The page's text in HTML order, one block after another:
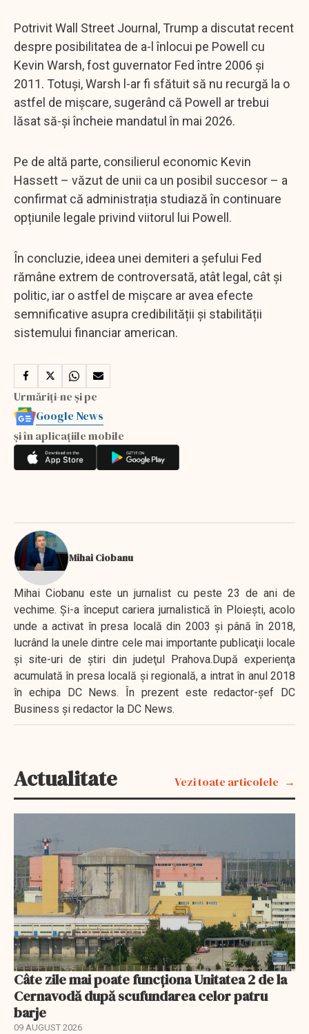
Potrivit Wall Street Journal, Trump a discutat recent
despre posibilitatea de a-l înlocui pe Powell cu
Kevin Warsh, fost guvernator Fed între 2006 și
2011. Totuși, Warsh l-ar fi sfătuit să nu recurgă la o
astfel de mișcare, sugerând că Powell ar trebui
lăsat să-și încheie mandatul în mai 2026.
Pe de altă parte, consilierul economic Kevin
Hassett – văzut de unii ca un posibil succesor – a
confirmat că administrația studiază în continuare
opțiunile legale privind viitorul lui Powell.
În concluzie, ideea unei demiteri a șefului Fed
rămâne extrem de controversată, atât legal, cât și
politic, iar o astfel de mișcare ar avea efecte
semnificative asupra credibilității și stabilității
sistemului financiar american.
Urmăriți-ne și pe
Google News
și în aplicațiile mobile
Mihai Ciobanu
Mihai Ciobanu este un jurnalist cu peste 23 de ani de
vechime. Şi-a început cariera jurnalistică în Ploieşti, acolo
unde a activat în presa locală din 2003 şi până în 2018,
lucrând la unele dintre cele mai importante publicaţii locale
şi site-uri de ştiri din judeţul Prahova.După experienţa
acumulată în presa locală şi regională, a intrat în anul 2018
în echipa DC News. În prezent este redactor-şef DC
Business şi redactor la DC News.
Actualitate Vezi toate articolele
Câte zile mai poate funcționa Unitatea 2 de la
Cernavodă după scufundarea celor patru
barje
09 AUGUST 2026